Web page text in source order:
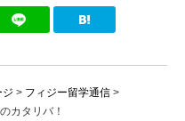
ジ > フィジー留学通信 >
カタリバ！